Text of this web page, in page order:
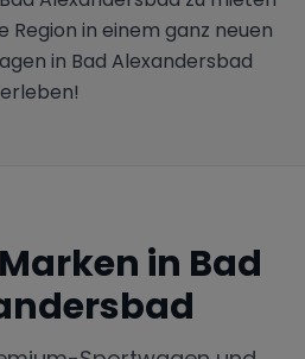
Region in einem ganz neuen
in Bad Alexandersbad
erleben!
in Bad